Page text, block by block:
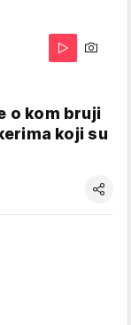
o kom bruji
koji su